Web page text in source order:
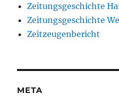
Zeitungsgeschichte
Zeitungsgeschichte
Zeitzeugenbericht
META